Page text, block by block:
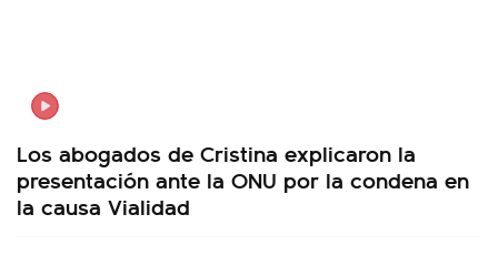
Los abogados de Cristina explicaron la
presentación ante la ONU por la condena en
la causa Vialidad